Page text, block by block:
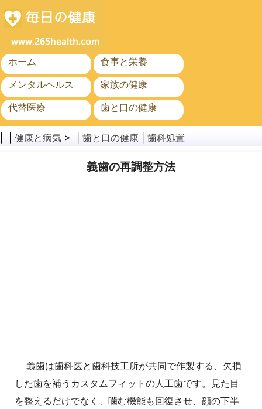
ホーム
食事と栄養
メンタルヘルス
家族の健康
代替医療
歯と口の健康
がん
公衆衛生
健康と病気 > | 歯と口の健康 歯科処置
義歯の再調整方法
義歯は歯科医と歯科技工所が共同で作製する、欠損
した歯を補うカスタムフィットの人工歯です。見た目
を整えるだけでなく、噛む機能も回復させ、顔の下半